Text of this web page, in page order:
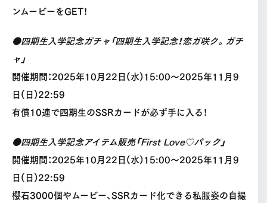
ンムービーをGET！
●四期生入学記念ガチャ「四期生入学記念！恋ガ咲ク。ガチ
ャ」
開催期間：2025年10月22日(水)15:00〜2025年11月9
日(日)22:59
有償10連で四期生のSSRカードが必ず手に入る！
●四期生入学記念アイテム販売「First Love♡パック」
開催期間：2025年10月22日(水)15:00〜2025年11月9
日(日)22:59
櫻石3000個やムービー、SSRカード化できる私服姿の自撮